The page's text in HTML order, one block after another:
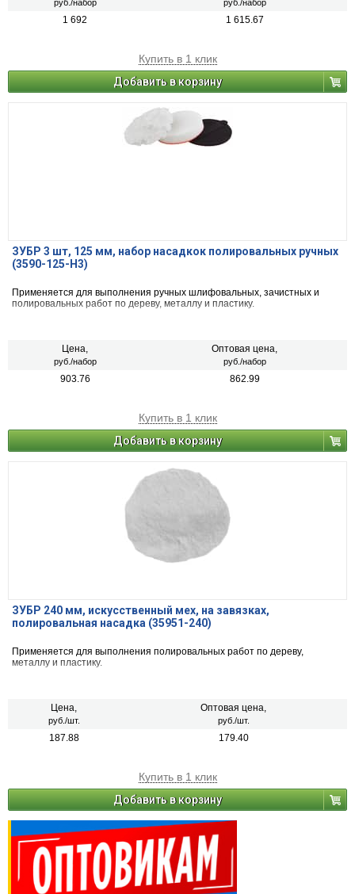
руб./набор руб./набор
1 692 1 615.67
Купить в 1 клик
Добавить в корзину
ЗУБР 3 шт, 125 мм, набор насадкок полировальных ручных
(3590-125-H3)
Применяется для выполнения ручных шлифовальных, зачистных и
полировальных работ по дереву, металлу и пластику.
Цена,
руб./набор
Оптовая цена,
руб./набор
903.76 862.99
Купить в 1 клик
Добавить в корзину
ЗУБР 240 мм, искусственный мех, на завязках,
полировальная насадка (35951-240)
Применяется для выполнения полировальных работ по дереву,
металлу и пластику.
Цена,
руб./шт.
Оптовая цена,
руб./шт.
187.88 179.40
Купить в 1 клик
Добавить в корзину